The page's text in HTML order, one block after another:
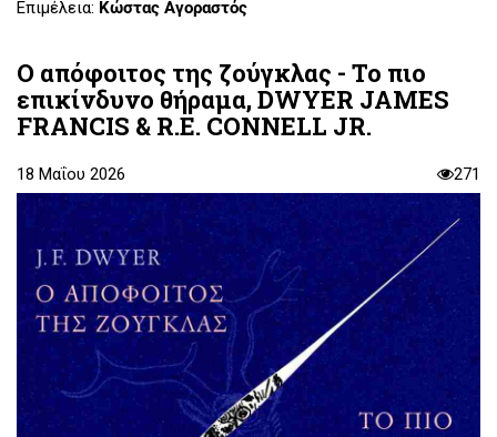
Επιμέλεια: Κώστας Αγοραστός
Ο απόφοιτος της ζούγκλας - Το πιο
επικίνδυνο θήραμα, DWYER JAMES
FRANCIS & R.E. CONNELL JR.
18 Μαΐου 2026 271